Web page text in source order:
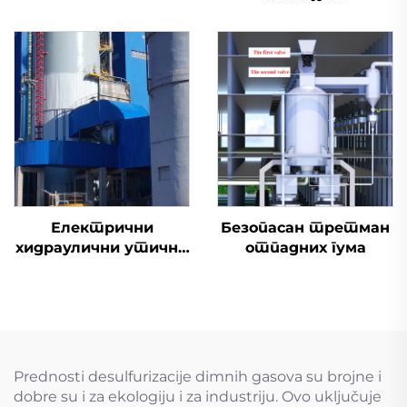
Електрични
хидраулични утични
Безопасан третман
отпадних гума
Prednosti desulfurizacije dimnih gasova su brojne i
dobre su i za ekologiju i za industriju. Ovo uključuje